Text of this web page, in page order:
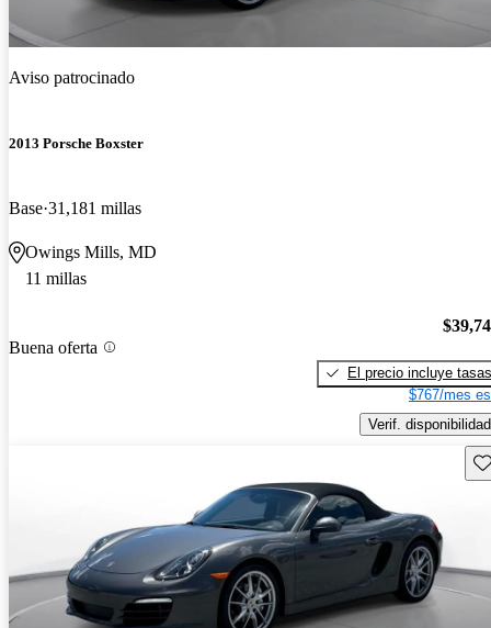
Aviso patrocinado
2013 Porsche Boxster
Base 31,181 millas
Owings Mills, MD
11 millas
Buena oferta
El precio incluye tasas
$767/mes
Verif. disponibilidad